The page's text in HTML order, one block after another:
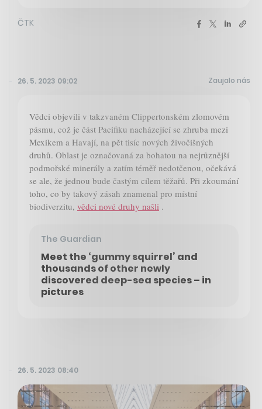
ČTK
26. 5. 2023 09:02 Zaujalo nás
Vědci objevili v takzvaném Clippertonském zlomovém
pásmu, což je část Pacifiku nacházející se zhruba mezi
Mexikem a Havají, na pět tisíc nových živočišných
druhů. Oblast je označovaná za bohatou na nejrůznější
podmořské minerály a zatím téměř nedotčenou, očekává
se ale, že jednou bude častým cílem těžařů. Při zkoumání
toho, co by takový zásah znamenal pro místní
biodiverzitu, vědci nové druhy našli .
The Guardian
Meet the ‘gummy squirrel’ and
thousands of other newly
discovered deep-sea species – in
pictures
26. 5. 2023 08:40